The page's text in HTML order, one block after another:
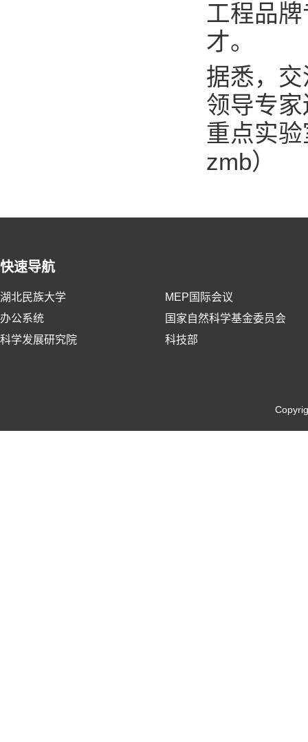
工程品
才。
据悉，
领导专
重点实
zmb）
快速导航
湖北民族大学
MEP国际会议
办公系统
国家自然科学基金委员会
科学发展研究院
科技部